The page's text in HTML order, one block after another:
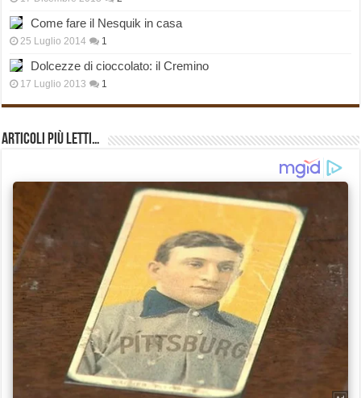
Come fare il Nesquik in casa
25 Luglio 2014 1
Dolcezze di cioccolato: il Cremino
17 Luglio 2013 1
Articoli più Letti…